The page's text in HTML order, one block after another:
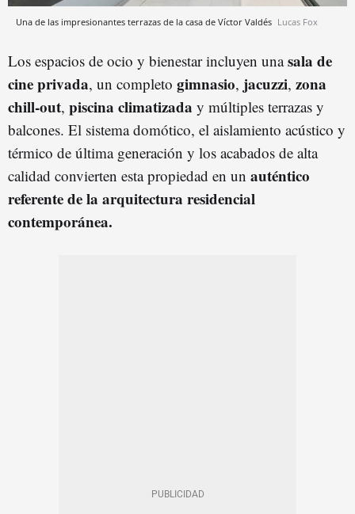
Una de las impresionantes terrazas de la casa de Víctor Valdés Lucas Fox
Los espacios de ocio y bienestar incluyen unasala de
cine privada, un completo gimnasio, jacuzzi, zona
chill-out, piscina climatizada y múltiples terrazas y
balcones. El sistema domótico, el aislamiento acústico y
térmico de última generación y los acabados de alta
calidad convierten esta propiedad en un auténtico
referente de la arquitectura residencial
contemporánea.